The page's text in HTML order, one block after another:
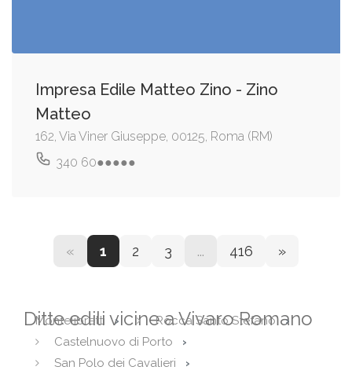
Impresa Edile Matteo Zino - Zino
Matteo
162, Via Viner Giuseppe, 00125, Roma (RM)
340 60●●●●●
« 1 2 3 ... 416 »
Ditte edili vicine a Vivaro Romano
Montelibretti
Rocca Santo Stefano
Castelnuovo di Porto
San Polo dei Cavalieri